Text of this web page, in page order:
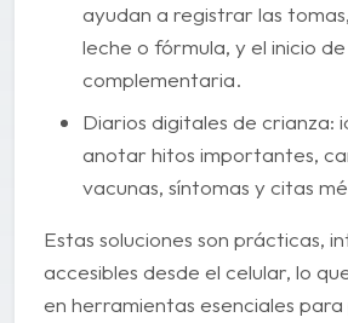
ayudan a registrar las
leche o fórmula, y el inicio
complementaria.
Diarios digitales de crianza:
anotar hitos importantes,
vacunas, síntomas y citas
Estas soluciones son prácticas,
accesibles desde el celular, lo
en herramientas esenciales